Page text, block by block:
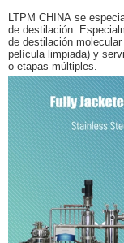
LTPM CHINA se
de destilación.
de destilación
película limpiada) y
o etapas múltiples.